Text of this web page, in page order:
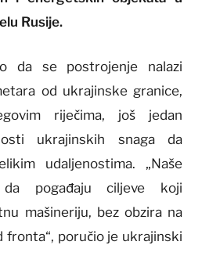
Rusije.
da se postrojenje nalazi
od ukrajinske granice,
riječima, još jedan
ukrajinskih snaga da
udaljenostima. „Naše
da pogađaju ciljeve koji
mašineriju, bez obzira na
fronta“, poručio je ukrajinski